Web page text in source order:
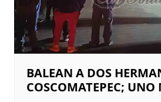
BALEAN A DOS
COSCOMATEPEC;